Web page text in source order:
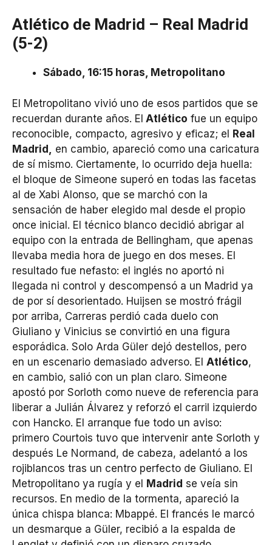
Atlético de Madrid – Real Madrid
(5-2)
Sábado, 16:15 horas, Metropolitano
El Metropolitano vivió uno de esos partidos que se
recuerdan durante años. El Atlético fue un equipo
reconocible, compacto, agresivo y eficaz; el Real
Madrid,
en cambio, apareció como una caricatura
de sí mismo. Ciertamente, lo ocurrido deja huella:
el bloque de Simeone superó en todas las facetas
al de Xabi Alonso, que se marchó con la
sensación de haber elegido mal desde el propio
once inicial. El técnico blanco decidió abrigar al
equipo con la entrada de Bellingham, que apenas
llevaba media hora de juego en dos meses. El
resultado fue nefasto: el inglés no aportó ni
llegada ni control y descompensó a un Madrid ya
de por sí desorientado. Huijsen se mostró frágil
por arriba, Carreras perdió cada duelo con
Giuliano y Vinicius se convirtió en una figura
esporádica. Solo Arda Güler dejó destellos, pero
en un escenario demasiado adverso. El Atlético,
en cambio, salió con un plan claro. Simeone
apostó por Sorloth como nueve de referencia para
liberar a Julián Álvarez y reforzó el carril izquierdo
con Hancko. El arranque fue todo un aviso:
primero Courtois tuvo que intervenir ante Sorloth y
después Le Normand, de cabeza, adelantó a los
rojiblancos tras un centro perfecto de Giuliano. El
Metropolitano ya rugía y el Madrid se veía sin
recursos. En medio de la tormenta, apareció la
única chispa blanca: Mbappé. El francés le marcó
un desmarque a Güler, recibió a la espalda de